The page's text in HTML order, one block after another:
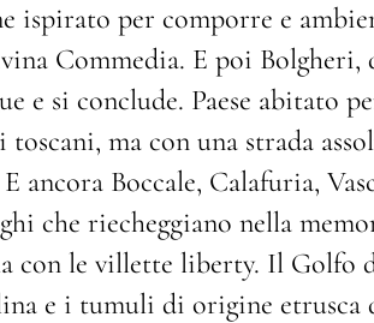
ispirato per comporre e
Commedia. E poi Bolgheri,
e si conclude. Paese abitato
ma con una strada
ancora Boccale, Calafuria,
che riecheggiano nella
con le villette liberty. Il Golfo
e i tumuli di origine etrusca